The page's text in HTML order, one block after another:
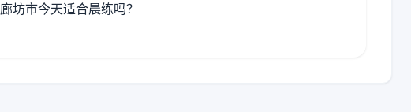
廊坊市今天适合晨练吗？